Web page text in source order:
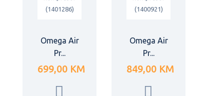
Omega Air
Pr...
699,00 KM
Omega Air
Pr...
849,00 KM